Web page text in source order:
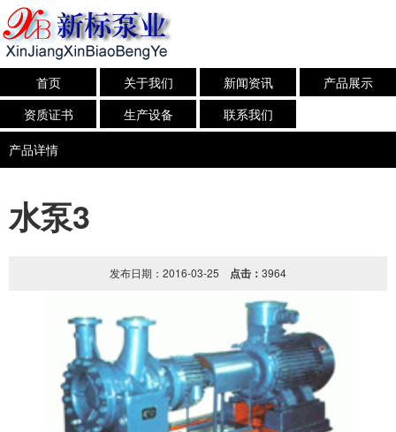
首页 关于我们 新闻资讯
产品展示
资质证书
生产设备
联系我们
产品详情
水泵3
发布日期：2016-03-25 点击： 3964